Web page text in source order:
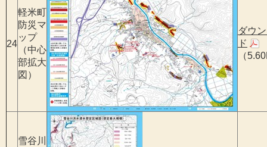
24
軽米町
防災マ
ップ
（中心
部拡大
図）
ダウ
ド
（
雪谷川